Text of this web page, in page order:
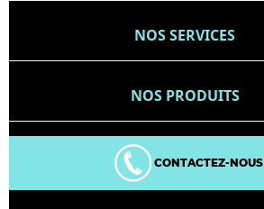
NOS SERVICES
NOS PRODUITS
CONTACTEZ-NOUS